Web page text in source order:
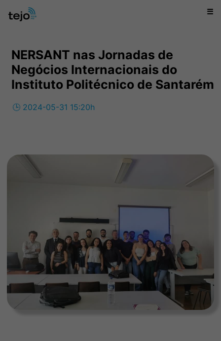
☰
NERSANT nas Jornadas de
Negócios Internacionais do
Instituto Politécnico de Santarém
🕒 2024-05-31 15:20h